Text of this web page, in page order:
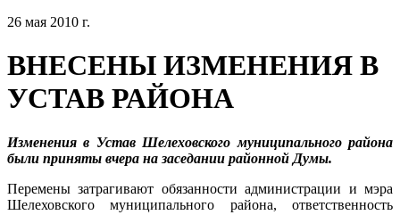
26 мая 2010 г.
ВНЕСЕНЫ ИЗМЕНЕНИЯ В
УСТАВ РАЙОНА
Изменения в Устав Шелеховского муниципального района
были приняты вчера на заседании районной Думы.
Перемены затрагивают обязанности администрации и мэра
Шелеховского муниципального района, ответственность